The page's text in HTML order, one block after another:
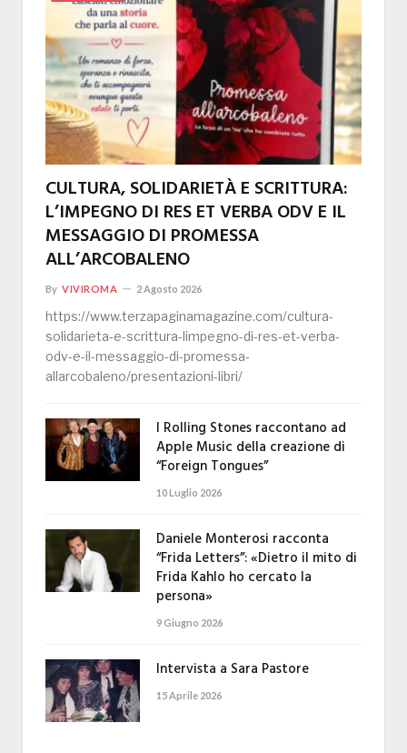
CULTURA, SOLIDARIETÀ E SCRITTURA:
L’IMPEGNO DI RES ET VERBA ODV E IL
MESSAGGIO DI PROMESSA
ALL’ARCOBALENO
By VIVIROMA 2 Agosto 2026
https://www.terzapaginamagazine.com/cultura-
solidarieta-e-scrittura-limpegno-di-res-et-verba-
odv-e-il-messaggio-di-promessa-
allarcobaleno/presentazioni-libri/
I Rolling Stones raccontano ad
Apple Music della creazione di
“Foreign Tongues”
10 Luglio 2026
Daniele Monterosi racconta
“Frida Letters”: «Dietro il mito di
Frida Kahlo ho cercato la
persona»
9 Giugno 2026
Intervista a Sara Pastore
15 Aprile 2026